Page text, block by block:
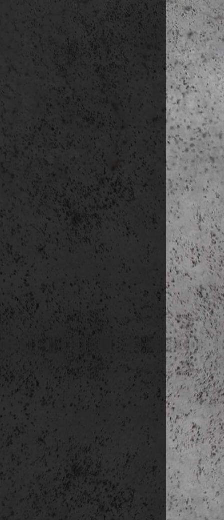
09:00-10:15
10:15-11:00
11:00-11:15
11:15-11:45
11:45-12:30
12:30-13:00
13:00-13:45
13:45-15:15
15:15-15:50
15:50-16:30
18:15-19:00
szállás:
6.nap (ápr.
reggeli
Reykjavík
Perlan
Harpa
szállás:
7.nap (ápr. 24.
09:00-09:20
09:20-09:55
09:55-10:00
10:00-10:30
10:30-11:15
11:15-11:45
11:45-12:15